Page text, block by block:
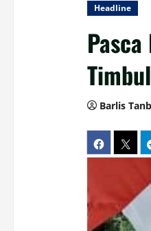
Headline
Barlis